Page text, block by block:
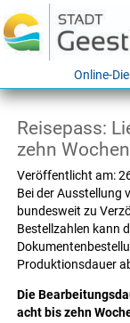
Online-
Reisepass:
zehn Wochen
Veröffentlicht am:
Bei der Ausstellung
bundesweit zu
Bestellzahlen kann
Produktionsdauer
Die
acht bis zehn